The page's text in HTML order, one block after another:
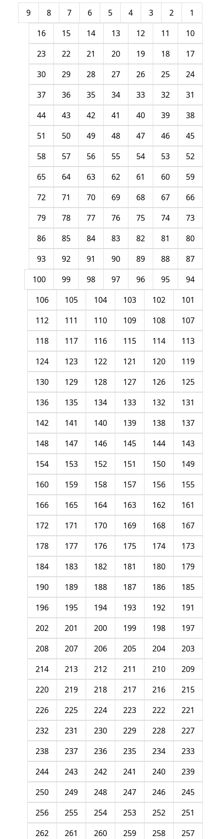
1
2
3
4
5
6
7
8
9
10
11
12
13
14
15
16
17
18
19
20
21
22
23
24
25
26
27
28
29
30
31
32
33
34
35
36
37
38
39
40
41
42
43
44
45
46
47
48
49
50
51
52
53
54
55
56
57
58
59
60
61
62
63
64
65
66
67
68
69
70
71
72
73
74
75
76
77
78
79
80
81
82
83
84
85
86
87
88
89
90
91
92
93
94
95
96
97
98
99
100
101
102
103
104
105
106
107
108
109
110
111
112
113
114
115
116
117
118
119
120
121
122
123
124
125
126
127
128
129
130
131
132
133
134
135
136
137
138
139
140
141
142
143
144
145
146
147
148
149
150
151
152
153
154
155
156
157
158
159
160
161
162
163
164
165
166
167
168
169
170
171
172
173
174
175
176
177
178
179
180
181
182
183
184
185
186
187
188
189
190
191
192
193
194
195
196
197
198
199
200
201
202
203
204
205
206
207
208
209
210
211
212
213
214
215
216
217
218
219
220
221
222
223
224
225
226
227
228
229
230
231
232
233
234
235
236
237
238
239
240
241
242
243
244
245
246
247
248
249
250
251
252
253
254
255
256
257
258
259
260
261
262